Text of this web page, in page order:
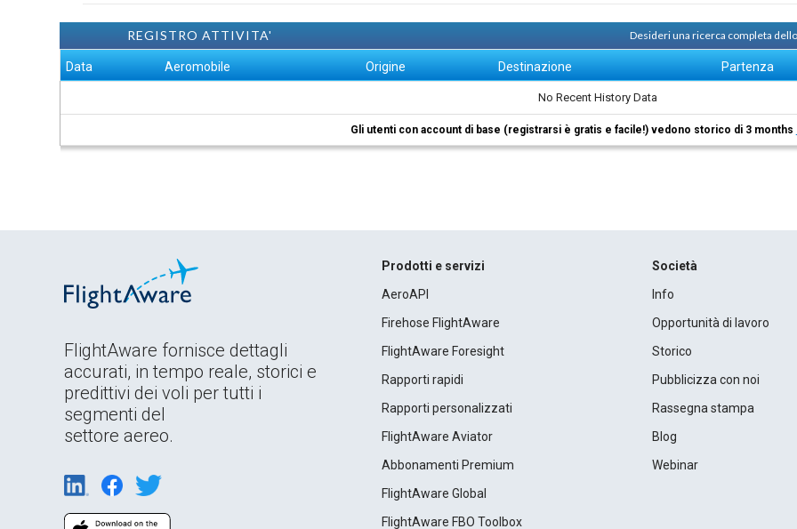
REGISTRO ATTIVITA' Desideri una ricerca completa
Data Aeromobile Origine Destinazione Partenza
No Recent History Data
Gli utenti con account di base (registrarsi è gratis e facile!) vedono storico di 3 months
FlightAware fornisce dettagli
accurati, in tempo reale, storici e
predittivi dei voli per tutti i
segmenti del
settore aereo.
Prodotti e servizi
AeroAPI
Firehose FlightAware
FlightAware Foresight
Rapporti rapidi
Rapporti personalizzati
FlightAware Aviator
Abbonamenti Premium
FlightAware Global
FlightAware FBO Toolbox
Società
Info
Opportunità di lavoro
Storico
Pubblicizza con noi
Rassegna stampa
Blog
Webinar